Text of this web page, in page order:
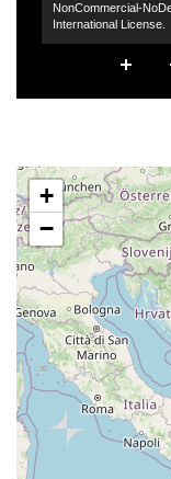
NonCommercial-
International License.
+
−